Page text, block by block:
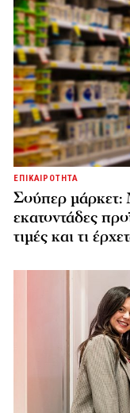
ΕΠΙΚΑΙΡΟΤΗΤΑ
Σούπερ μάρκετ:
εκατοντάδες
τιμές και τι